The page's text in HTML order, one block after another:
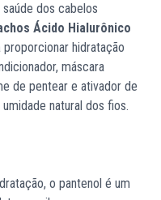
dos cabelos
Ácido Hialurônico
hidratação
máscara
de pentear e ativador de
natural dos fios.
o pantenol é um